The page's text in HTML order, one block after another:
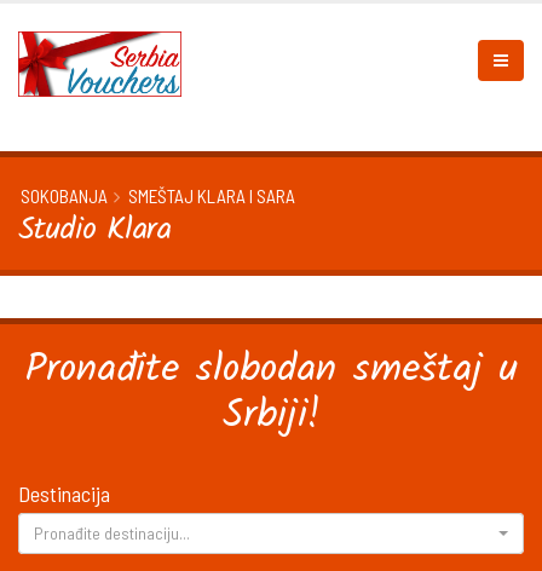
SOKOBANJA SMEŠTAJ KLARA I SARA
Studio Klara
Pronađite slobodan smeštaj u
Srbiji!
Destinacija
Pronađite destinaciju...